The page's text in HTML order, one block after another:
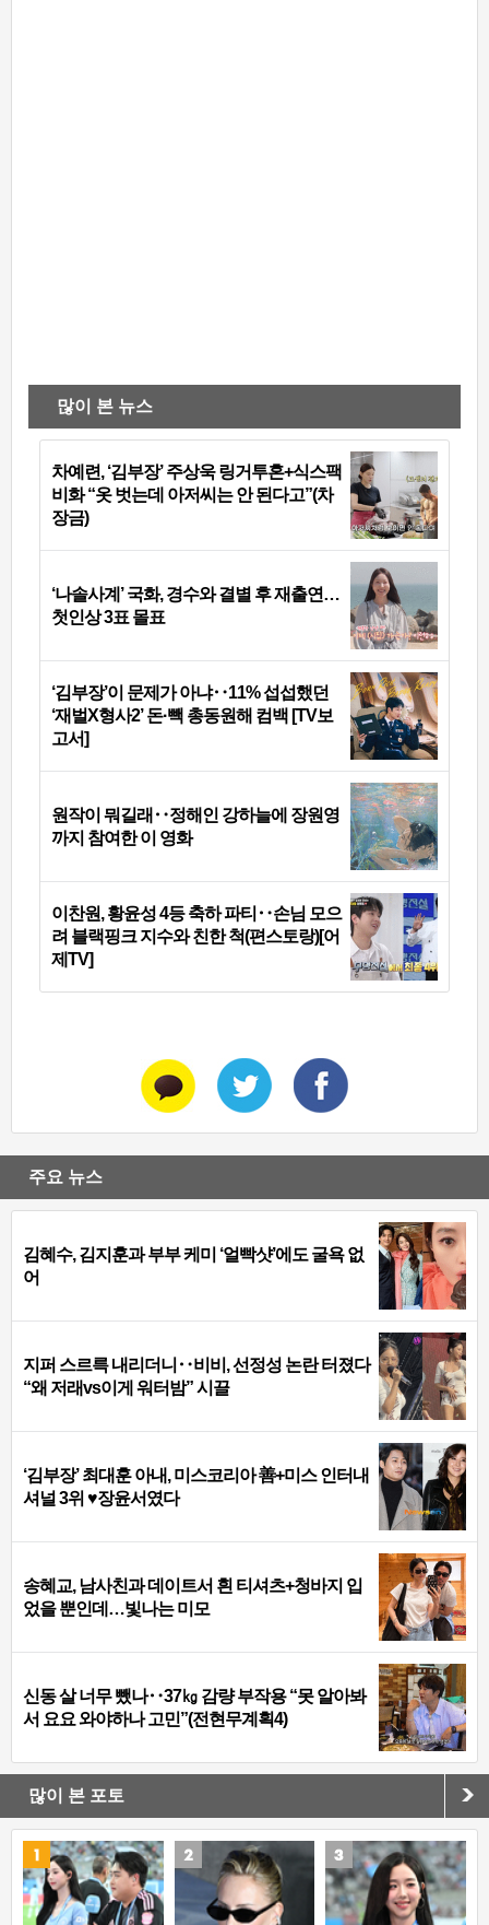
많이 본 뉴스
차예련, ‘김부장’ 주상욱 링거투혼+식스팩
비화 “옷 벗는데 아저씨는 안 된다고”(차
장금)
‘나솔사계’ 국화, 경수와 결별 후 재출연…
첫인상 3표 몰표
‘김부장’이 문제가 아냐‥11% 섭섭했던
‘재벌X형사2’ 돈·빽 총동원해 컴백 [TV보
고서]
원작이 뭐길래‥정해인 강하늘에 장원영
까지 참여한 이 영화
이찬원, 황윤성 4등 축하 파티‥손님 모으
려 블랙핑크 지수와 친한 척(편스토랑)[어
제TV]
주요 뉴스
김혜수, 김지훈과 부부 케미 ‘얼빡샷’에도 굴욕 없
어
지퍼 스르륵 내리더니‥비비, 선정성 논란 터졌다
“왜 저래vs이게 워터밤” 시끌
‘김부장’ 최대훈 아내, 미스코리아 善+미스 인터내
셔널 3위 ♥장윤서였다
송혜교, 남사친과 데이트서 흰 티셔츠+청바지 입
었을 뿐인데…빛나는 미모
신동 살 너무 뺐나‥37㎏ 감량 부작용 “못 알아봐
서 요요 와야하나 고민”(전현무계획4)
많이 본 포토